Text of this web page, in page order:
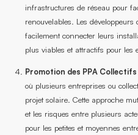
infrastructures de réseau pour
renouvelables. Les
facilement connecter leurs
plus viables et attractifs pour les
Promotion des PPA Collectifs
où plusieurs entreprises ou
projet solaire. Cette approche
et les risques entre plusieurs
pour les petites et moyennes